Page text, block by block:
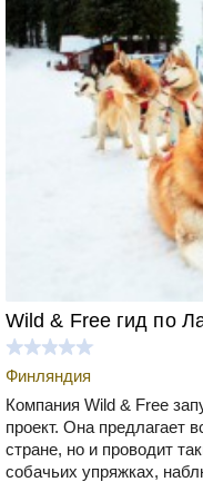
Wild & Free гид по
Финляндия
Компания Wild & Free
проект. Она предлагает
стране, но и проводит
собачьих упряжках,